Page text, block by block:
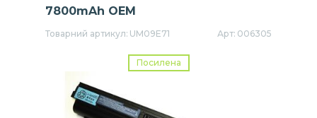
7800mAh OEM
Товарний артикул: UM09E71 Арт: 006305
Посилена